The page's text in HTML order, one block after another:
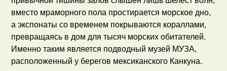
вместо мраморного пола простирается морское дно,
а экспонаты со временем покрываются кораллами,
превращаясь в дом для тысяч морских обитателей.
Именно таким является подводный музей МУЗА,
расположенный у берегов мексиканского Канкуна.